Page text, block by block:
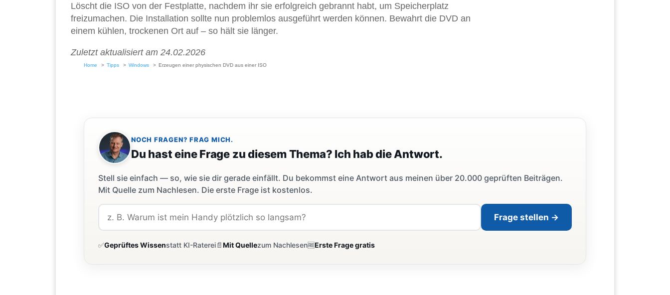
Löscht die ISO von der Festplatte, nachdem ihr sie erfolgreich gebrannt habt, um Speicherplatz
freizumachen. Die Installation sollte nun problemlos ausgeführt werden können. Bewahrt die DVD an
einem kühlen, trockenen Ort auf – so hält sie länger.
Zuletzt aktualisiert am 24.02.2026
Home Tipps Windows Erzeugen einer physischen DVD aus einer ISO
NOCH FRAGEN? FRAG MICH.
Du hast eine Frage zu diesem Thema? Ich hab die Antwort.
Stell sie einfach — so, wie sie dir gerade einfällt. Du bekommst eine Antwort aus meinen über 20.000 geprüften Beiträgen.
Mit Quelle zum Nachlesen. Die erste Frage ist kostenlos.
Frage stellen →
✅Geprüftes Wissenstatt KI-Raterei📄Mit Quellezum Nachlesen🆓Erste Frage gratis